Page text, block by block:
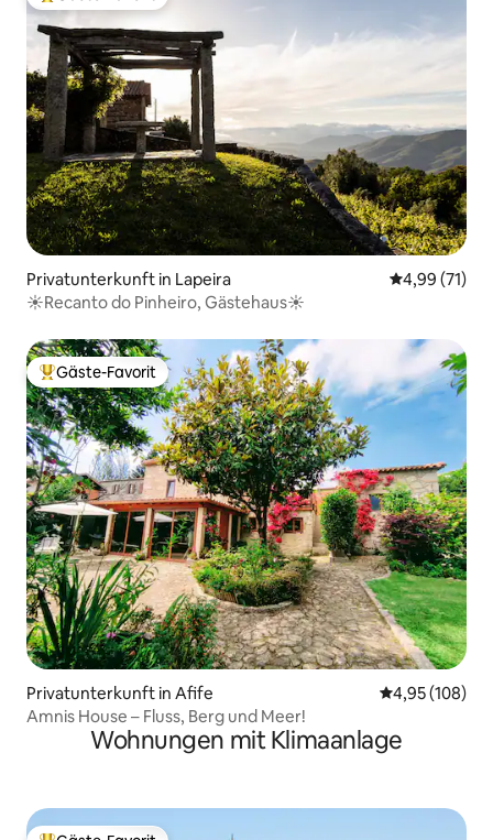
Beliebter Gäste-Favorit.
Privatunterkunft in Lapeira
4,99 (71)
☀️Recanto do Pinheiro, Gästehaus☀️
Beliebter Gäste-Favorit.
Gäste-Favorit
Privatunterkunft in Afife
4,95 (108)
Amnis House – Fluss, Berg und Meer!
Wohnungen mit Klimaanlage